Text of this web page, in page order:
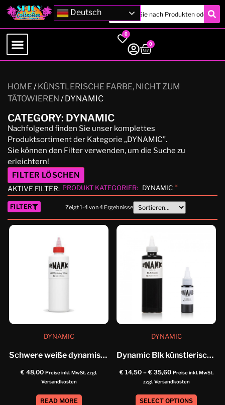
Deutsch
0
0
HOME/KÜNSTLERISCHE FARBE, NICHT ZUM
TÄTOWIEREN / DYNAMIC
CATEGORY: DYNAMIC
Nachfolgend finden Sie unser komplettes
Produktsortiment der Kategorie „DYNAMIC”.
Sie können den Filter verwenden, um die Suche zu
erleichtern!
FILTER LÖSCHEN
AKTIVE FILTER: PRODUKT KATEGORIER: DYNAMIC ×
FILTER Zeigt1-4von4 Ergebnisse
DYNAMIC
Schwere weiße dynamische Künstlerfarbe
€ 48,00 Preise inkl. MwSt. zzgl.
Versandkosten
READ MORE
DYNAMIC
Dynamic Blk künstlerische malen
€ 14,50 – € 35,60 Preise inkl. MwSt.
zzgl. Versandkosten
SELECT OPTIONS